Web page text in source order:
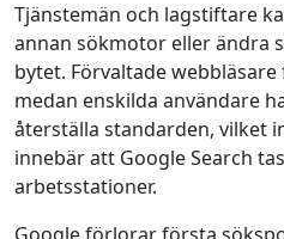
Tjänstemän och lagstiftare
annan sökmotor eller ändra
bytet. Förvaltade
medan enskilda användare
återställa standarden, vilket
innebär att Google Search
arbetsstationer.